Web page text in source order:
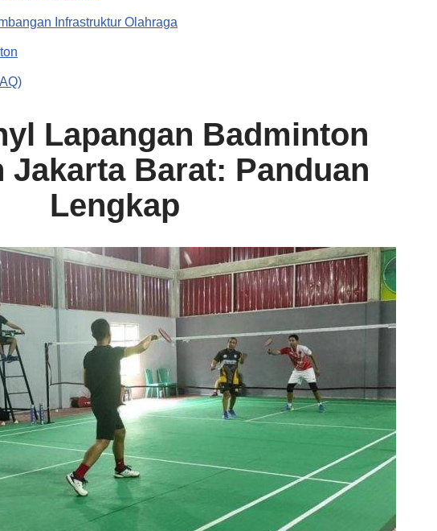
Infrastruktur Olahraga
Lapangan Badminton
Jakarta Barat: Panduan
Lengkap